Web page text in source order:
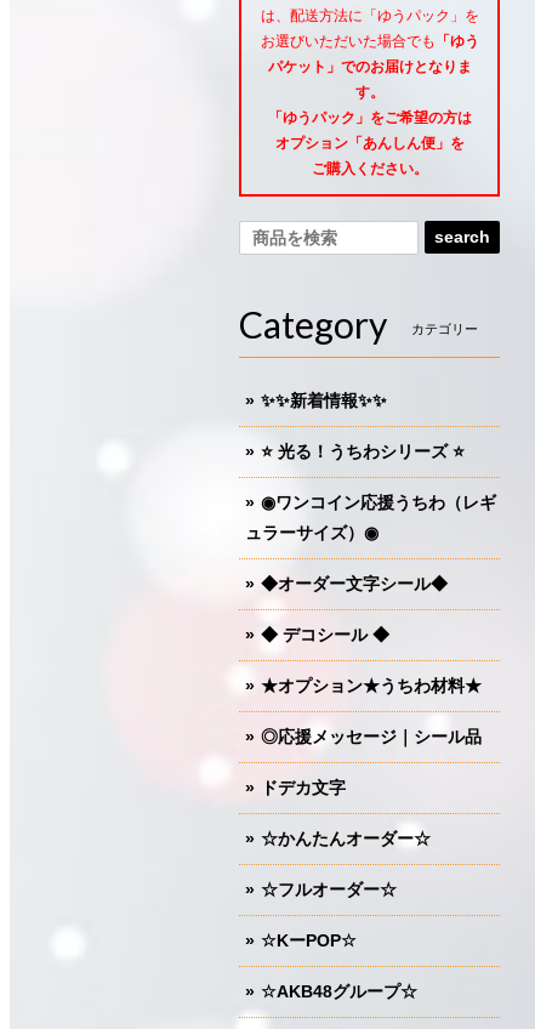
は、配送方法に「ゆうパック」を
お選びいただいた場合でも
「ゆう
パケット」でのお届けとなりま
す。
「ゆうパック」をご希望の方は
オプション「あんしん便」 を
ご購入ください。
search
Category カテゴリー
✨✨新着情報✨✨
⭐️ 光る！うちわシリーズ ⭐️
◉ワンコイン応援うちわ（レギ
ュラーサイズ）◉
◆オーダー文字シール◆
◆ デコシール ◆
★オプション★うちわ材料★
◎応援メッセージ｜シール品
ドデカ文字
☆かんたんオーダー☆
☆フルオーダー☆
☆KーPOP☆
☆AKB48グループ☆